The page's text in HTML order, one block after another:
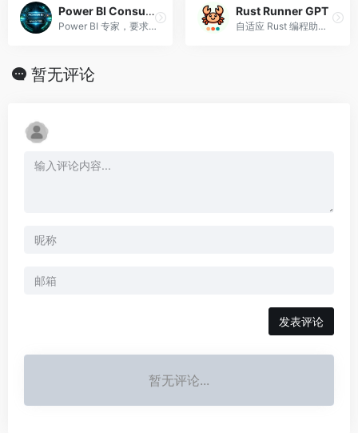
Power BI Consultant
Power BI 专家，要求提供 PDF 报告以进行深入分析。
Rust Runner GPT
自适应 Rust 编程助手和执行环境
暂无评论
发表评论
暂无评论...